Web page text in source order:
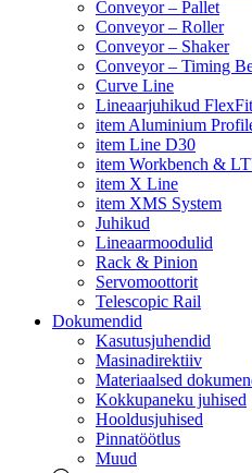
Conveyor – Pallet
Conveyor – Roller
Conveyor – Shaker
Conveyor – Timing
Curve Line
Lineaarjuhikud FlexFit
item Aluminium
item Line D30
item Workbench &
item X Line
item XMS System
Juhikud
Lineaarmoodulid
Rack & Pinion
Servomoottorit
Telescopic Rail
Dokumendid
Kasutusjuhendid
Masinadirektiiv
Materiaalsed
Kokkupaneku juhised
Hooldusjuhised
Pinnatöötlus
Muud